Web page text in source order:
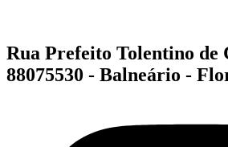
Rua Prefeito Tolentino de
88075530 - Balneário -